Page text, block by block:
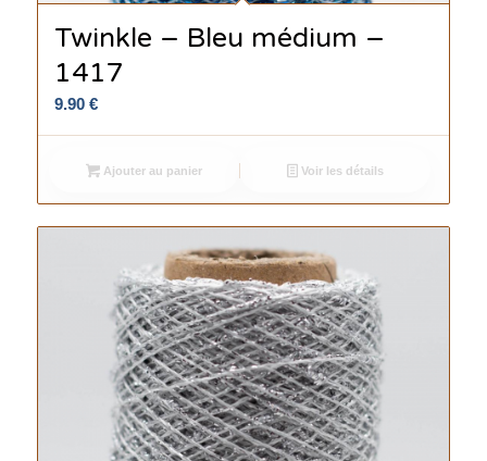
Twinkle – Bleu médium –
1417
9.90 €
Ajouter au panier Voir les détails